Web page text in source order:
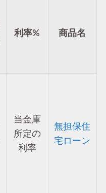
利率% 商品名
当金庫
所定の
利率
無担保住
宅ローン